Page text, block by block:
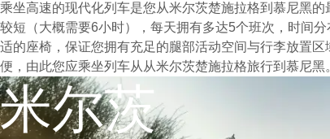
乘坐高速的现代化列车是您从米尔茨楚施拉格到慕尼黑
较短（大概需要6小时），每天拥有多达5个班次，时间
适的座椅，保证您拥有充足的腿部活动空间与行李放置
便，由此您应乘坐列车从从米尔茨楚施拉格旅行到慕尼黑
米尔茨